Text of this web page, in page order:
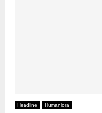
Headline Humaniora